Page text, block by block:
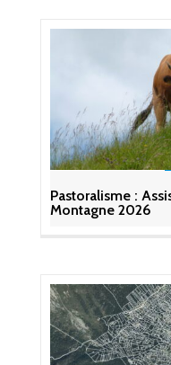
Pastoralisme :
Montagne 2026